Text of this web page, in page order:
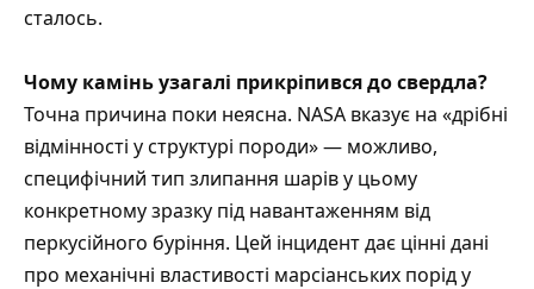
сталось.
Чому камінь узагалі прикріпився до свердла?
Точна причина поки неясна. NASA вказує на «дрібні
відмінності у структурі породи» — можливо,
специфічний тип злипання шарів у цьому
конкретному зразку під навантаженням від
перкусійного буріння. Цей інцидент дає цінні дані
про механічні властивості марсіанських порід у